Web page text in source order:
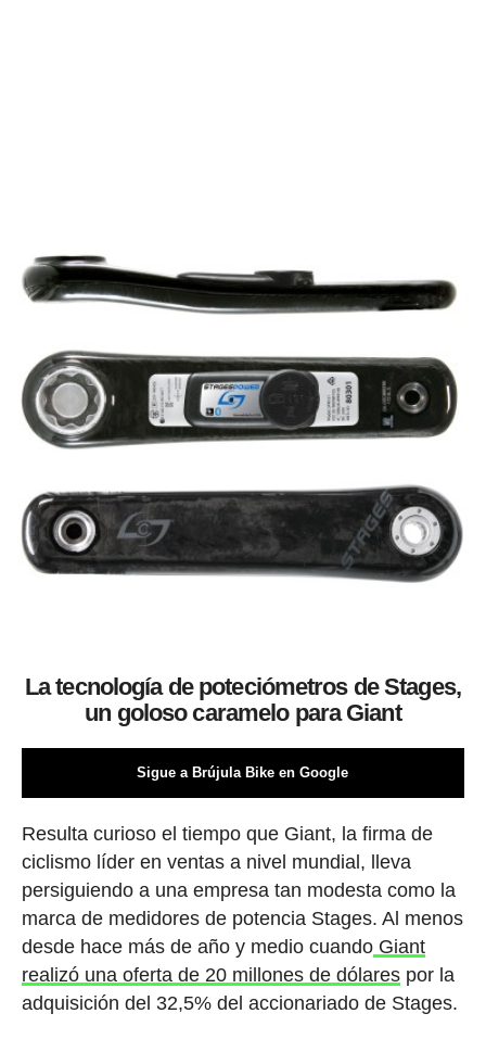
La tecnología de poteciómetros de Stages,
un goloso caramelo para Giant
Sigue a Brújula Bike en Google
Resulta curioso el tiempo que Giant, la firma de
ciclismo líder en ventas a nivel mundial, lleva
persiguiendo a una empresa tan modesta como la
marca de medidores de potencia Stages. Al menos
desde hace más de año y medio cuandoGiant
realizó una oferta de 20 millones de dólarespor la
adquisición del 32,5% del accionariado de Stages.